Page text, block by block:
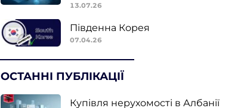
13.07.26
Південна Корея
07.04.26
ОСТАННІ ПУБЛІКАЦІЇ
Купівля нерухомості в Албанії